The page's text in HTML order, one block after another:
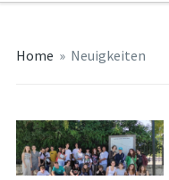
Home » Neuigkeiten